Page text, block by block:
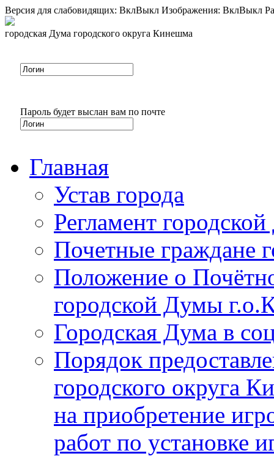
Версия для слабовидящих: ВклВыкл Изображения: ВклВыкл
городская Дума городского округа Кинешма
Пароль будет выслан вам по почте
Главная
Устав города
Регламент
Почетные граждане
Положение о
городской Думы
Городская Дума в
Порядок
городского округа
на приобретение
работ по установке